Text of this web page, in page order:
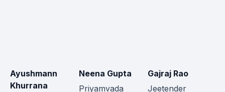
Ayushmann
Khurrana
Neena Gupta
Priyamvada
Gajraj Rao
Jeetender